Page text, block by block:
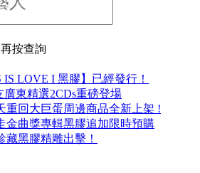
按查詢
LOVE I 黑膠】已經發行！
東精選2CDs重磅登場
重回大巨蛋周邊商品全新上架 !
金曲獎專輯黑膠追加限時預購
藏黑膠精雕出擊！